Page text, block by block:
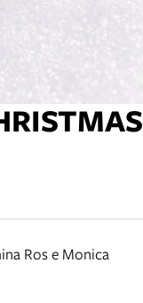
Ros e Monica